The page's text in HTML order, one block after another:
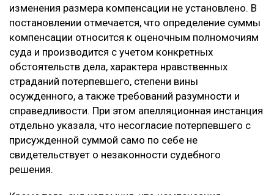
изменения размера компенсации не установлено. В
постановлении отмечается, что определение суммы
компенсации относится к оценочным полномочиям
суда и производится с учетом конкретных
обстоятельств дела, характера нравственных
страданий потерпевшего, степени вины
осужденного, а также требований разумности и
справедливости. При этом апелляционная инстанция
отдельно указала, что несогласие потерпевшего с
присужденной суммой само по себе не
свидетельствует о незаконности судебного
решения.